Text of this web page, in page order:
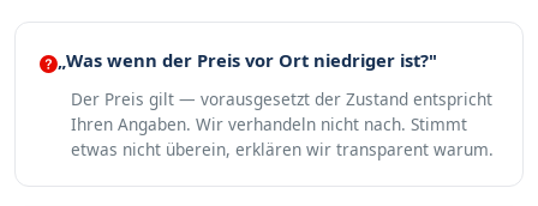
„Was wenn der Preis vor Ort niedriger ist?"
Der Preis gilt — vorausgesetzt der Zustand entspricht
Ihren Angaben. Wir verhandeln nicht nach. Stimmt
etwas nicht überein, erklären wir transparent warum.